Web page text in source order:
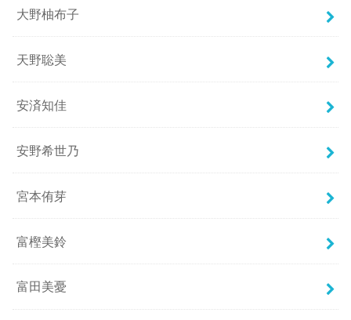
大野柚布子
天野聡美
安済知佳
安野希世乃
宮本侑芽
富樫美鈴
富田美憂